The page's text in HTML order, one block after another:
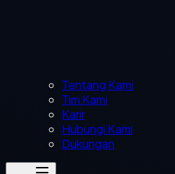
Tentang Kami
Tim Kami
Karir
Hubungi Kami
Dukungan